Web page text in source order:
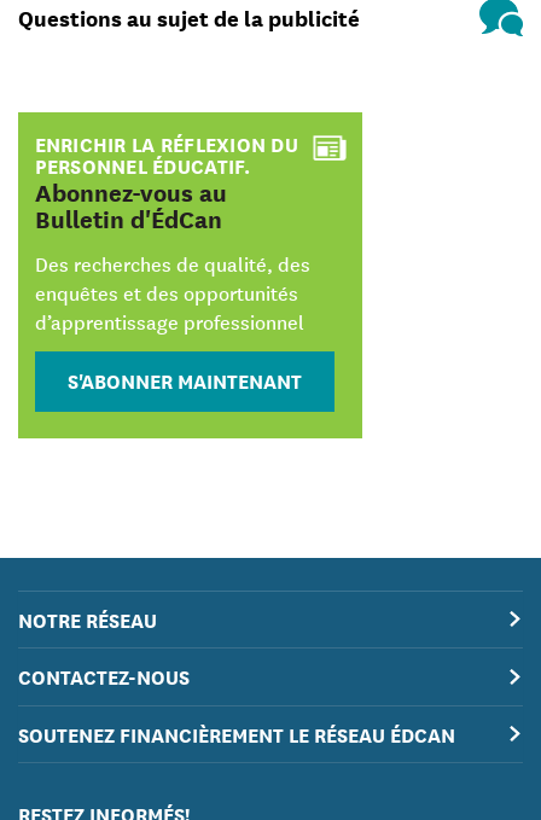
Questions au sujet de la publicité
ENRICHIR LA RÉFLEXION DU
PERSONNEL ÉDUCATIF.
:
Abonnez-vous au
Bulletin d'ÉdCan
Des recherches de qualité, des
enquêtes et des opportunités
d’apprentissage professionnel
S'ABONNER MAINTENANT
NOTRE RÉSEAU
CONTACTEZ-NOUS
SOUTENEZ FINANCIÈREMENT LE RÉSEAU ÉDCAN
RESTEZ INFORMÉS!